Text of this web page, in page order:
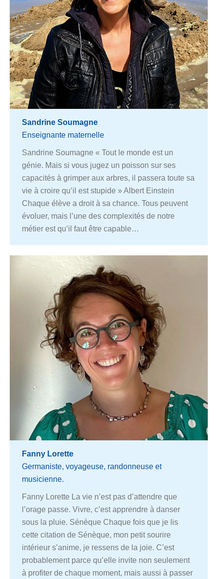
Sandrine Soumagne
Enseignante maternelle
Sandrine Soumagne « Tout le monde est un
génie. Mais si vous jugez un poisson sur ses
capacités à grimper aux arbres, il passera toute sa
vie à croire qu’il est stupide » Albert Einstein
Chaque élève a droit à sa chance. Tous peuvent
évoluer, mais l’une des complexités de notre
métier est qu’il faut être capable…
Fanny Lorette
Germaniste, voyageuse, randonneuse et
musicienne.
Fanny Lorette La vie n’est pas d’attendre que
l’orage passe. Vivre, c’est apprendre à danser
sous la pluie. Sénèque Chaque fois que je lis
cette citation de Sénèque, mon petit sourire
intérieur s’anime, je ressens de la joie. C’est
probablement parce qu’elle invite non seulement
à profiter de chaque moment, mais aussi à passer